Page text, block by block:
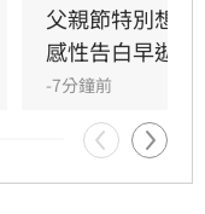
是，當年陪病重
作電話而忽視了
處，父親回房
成為他20年來心
電話晚點接沒
再也無法挽
父親節特別想
感性告白早逝父
-7分鐘前